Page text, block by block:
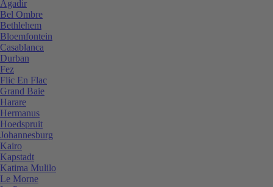
Agadir
Bel Ombre
Bethlehem
Bloemfontein
Casablanca
Durban
Fez
Flic En Flac
Grand Baie
Harare
Hermanus
Hoedspruit
Johannesburg
Kairo
Kapstadt
Katima Mulilo
Le Morne